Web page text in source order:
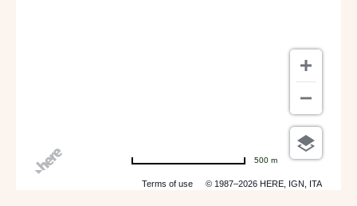
Terms of use © 1987–2026 HERE, IGN, ITA
500 m